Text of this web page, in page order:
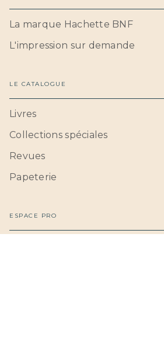
La marque Hachette BNF
L'impression sur demande
LE CATALOGUE
Livres
Collections spéciales
Revues
Papeterie
ESPACE PRO